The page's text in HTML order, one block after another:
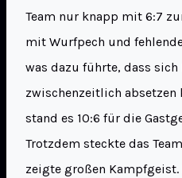
Team nur knapp mit 6:7
mit Wurfpech und
was dazu führte, dass sich
zwischenzeitlich absetzen
stand es 10:6 für die
Trotzdem steckte das
zeigte großen